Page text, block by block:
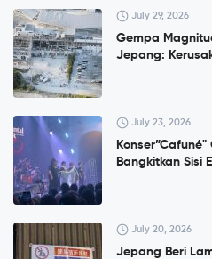
July 29, 2026
Gempa
Jepang:
July 23, 2026
Bangkitkan Sisi
July 20, 2026
Jepang Beri